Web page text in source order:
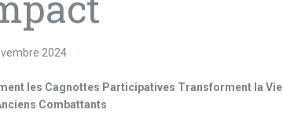
2024
les Cagnottes Participatives Transforment la Vie
Combattants